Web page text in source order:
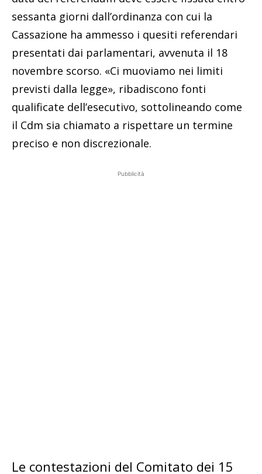
sessanta giorni dall’ordinanza con cui la
Cassazione ha ammesso i quesiti referendari
presentati dai parlamentari, avvenuta il 18
novembre scorso. «Ci muoviamo nei limiti
previsti dalla legge», ribadiscono fonti
qualificate dell’esecutivo, sottolineando come
il Cdm sia chiamato a rispettare un termine
preciso e non discrezionale.
Pubblicità
Le contestazioni del Comitato dei 15